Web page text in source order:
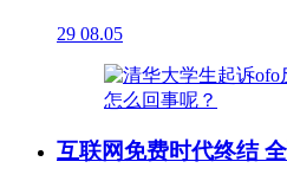
29 08.05
互联网免费时代终结